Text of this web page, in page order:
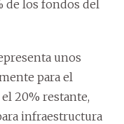
de los fondos del
unos
para el
20% restante,
infraestructura